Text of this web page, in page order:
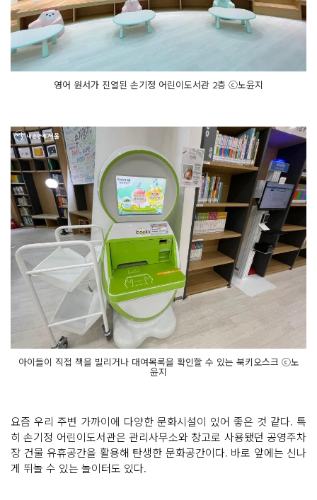
영어 원서가 진열된 손기정 어린이도서관 2층 ⓒ노윤지
아이들이 직접 책을 빌리거나 대여목록을 확인할 수 있는 북키오스크 ⓒ노
윤지
요즘 우리 주변 가까이에 다양한 문화시설이 있어 좋은 것 같다. 특
히 손기정 어린이도서관은 관리사무소와 창고로 사용됐던 공영주차
장 건물 유휴공간을 활용해 탄생한 문화공간이다. 바로 앞에는 신나
게 뛰놀 수 있는 놀이터도 있다.